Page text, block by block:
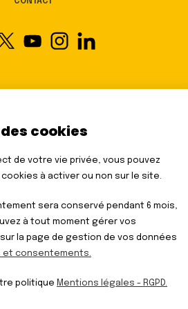
DES AVEUGLES
GAGER GABILLOT
75015 PARIS
personnelles
légales – RGPD
cookies
de votre vie privée, vous pouvez
à activer ou non sur le site.
sera conservé pendant 6 mois,
à tout moment gérer vos
la page de gestion de vos données
et consentements.
politique Mentions légales - RGPD.